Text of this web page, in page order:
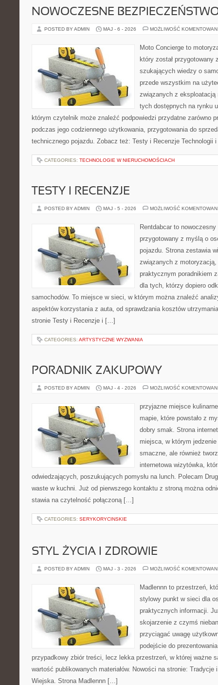
NOWOCZESNE
POSTED BY ADMIN MAJ - 6 - 2026 MOŻLIWOŚĆ
Moto Concierge to
który został przygotowany
szukających wiedzy o
przede wszystkim na
związanych z eksploatacją
tych dostępnych na rynku
którym czytelnik może znaleźć podpowiedzi przydatne zarówno
podczas jego codziennego użytkowania, przygotowania do
technicznego pojazdu. Zobacz też: Testy i Recenzje
CATEGORIES: TECHNOLOGIE W NIERUCHOMOŚCIACH
TESTY I RECENZJE
POSTED BY ADMIN MAJ - 5 - 2026 MOŻLIWOŚĆ
Rentdabcar to
przygotowany z myślą o
pojazdu. Strona zestawia
związanych z
praktycznym poradnikiem
dla tych, którzy dopiero
samochodów. To miejsce w sieci, w którym można znaleźć
aspektów korzystania z auta, od sprawdzania kosztów
stronie Testy i Recenzje i […]
CATEGORIES: ARTYSTYCZNE WYZWANIA
PORADNIK ZAKUPOWY
POSTED BY ADMIN MAJ - 4 - 2026 MOŻLIWOŚĆ
przyjazne miejsce
mapie, które powstało z
dobry smak. Strona
miejsca, w którym
smaczne, ale również
internetowa wizytówka,
odwiedzających, poszukujących pomysłu na lunch. Polecam
waste w kuchni. Już od pierwszego kontaktu z stroną można
stawia na czytelność połączoną […]
CATEGORIES: SERYKORYCINSKIE
STYL ŻYCIA I ZDROWIE
POSTED BY ADMIN MAJ - 3 - 2026 MOŻLIWOŚĆ
Madlennn to przestrzeń,
stylowy punkt w sieci dla
praktycznych informacji.
skojarzenie z czymś
przyciągać uwagę
podejście do
przypadkowy zbiór treści, lecz lekka przestrzeń, w której ważne
wartość publikowanych materiałów. Nowości na stronie: Tradycje
Wiejska. Strona Madlennn […]